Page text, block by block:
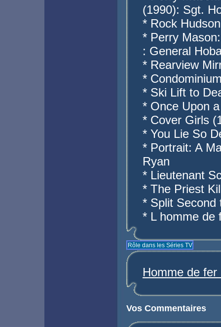
(1990): Sgt.
* Rock
* Perry
: General
* Rearview
*
* Ski Lift to
* Once Upon
* Cover Girls
* You Lie So
* Portrait: A
Ryan
* Lieutenant
* The Priest
* Split Second
* L homme de
Rôle dans les Séries TV
Homme de fer
Vos Commentaires